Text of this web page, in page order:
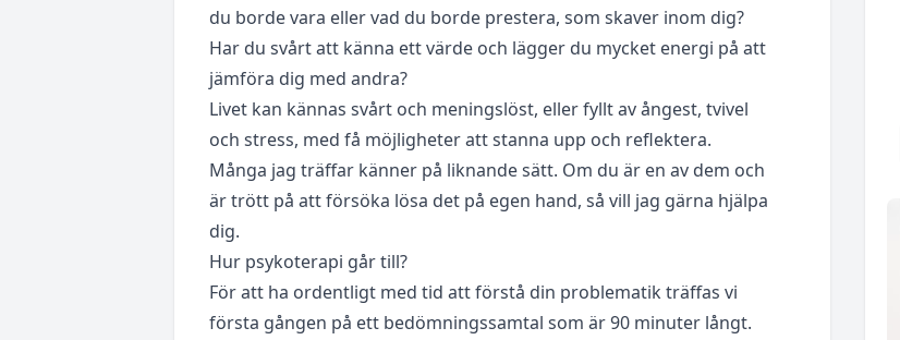
du borde vara eller vad du borde prestera, som skaver inom dig?
Har du svårt att känna ett värde och lägger du mycket energi på att
jämföra dig med andra?
Livet kan kännas svårt och meningslöst, eller fyllt av ångest, tvivel
och stress, med få möjligheter att stanna upp och reflektera.
Många jag träffar känner på liknande sätt. Om du är en av dem och
är trött på att försöka lösa det på egen hand, så vill jag gärna hjälpa
dig.
Hur psykoterapi går till?
För att ha ordentligt med tid att förstå din problematik träffas vi
första gången på ett bedömningssamtal som är 90 minuter långt.